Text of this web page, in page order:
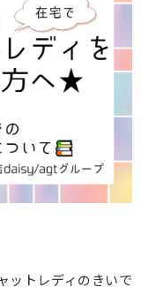
ットレディのきいで